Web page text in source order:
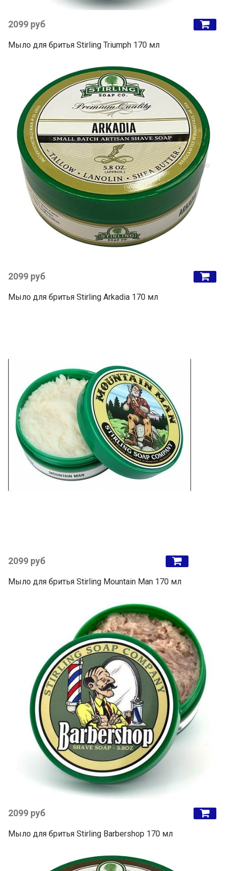
2099 руб
Мыло для бритья Stirling Triumph 170 мл
2099 руб
Мыло для бритья Stirling Arkadia 170 мл
2099 руб
Мыло для бритья Stirling Mountain Man 170 мл
2099 руб
Мыло для бритья Stirling Barbershop 170 мл